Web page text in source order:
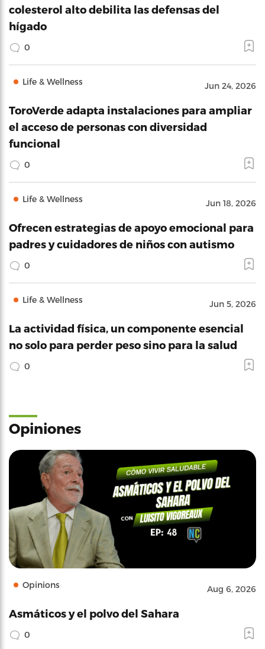
colesterol alto debilita las defensas del
hígado
0
Life & Wellness Jun 24, 2026
ToroVerde adapta instalaciones para ampliar
el acceso de personas con diversidad
funcional
0
Life & Wellness Jun 18, 2026
Ofrecen estrategias de apoyo emocional para
padres y cuidadores de niños con autismo
0
Life & Wellness Jun 5, 2026
La actividad física, un componente esencial
no solo para perder peso sino para la salud
0
Opiniones
Opinions Aug 6, 2026
Asmáticos y el polvo del Sahara
0